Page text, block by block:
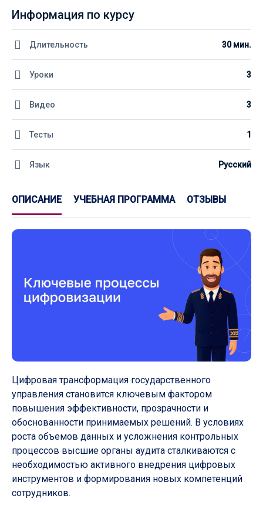
ОПИСАНИЕ УЧЕБНАЯ ПРОГРАММА ОТЗЫВЫ
Цифровая трансформация государственного
управления становится ключевым фактором
повышения эффективности, прозрачности и
обоснованности принимаемых решений. В условиях
роста объемов данных и усложнения контрольных
процессов высшие органы аудита сталкиваются с
необходимостью активного внедрения цифровых
инструментов и формирования новых компетенций
сотрудников.
Информация по курсу
Длительность 30 мин.
Уроки 3
Видео 3
Тесты 1
Язык Русский